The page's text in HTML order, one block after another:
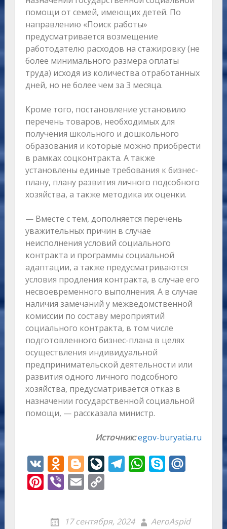
помощи от семей, имеющих детей. По
направлению «Поиск работы»
предусматривается возмещение
работодателю расходов на стажировку (не
более минимального размера оплаты
труда) исходя из количества отработанных
дней, но не более чем за 3 месяца.
Кроме того, постановление установило
перечень товаров, необходимых для
получения школьного и дошкольного
образования и которые можно приобрести
в рамках соцконтракта. А также
установлены единые требования к бизнес-
плану, плану развития личного подсобного
хозяйства, а также методика их оценки.
— Вместе с тем, дополняется перечень
уважительных причин в случае
неисполнения условий социального
контракта и программы социальной
адаптации, а также предусматриваются
условия продления контракта, в случае его
несвоевременного выполнения. А в случае
наличия замечаний у межведомственной
комиссии по составу мероприятий
социального контракта, в том числе
подготовленного бизнес-плана в целях
осуществления индивидуальной
предпринимательской деятельности или
развития одного личного подсобного
хозяйства, предусматривается отказ в
назначении государственной социальной
помощи, — рассказала министр.
Источник:egov-buryatia.ru
V
K
O
d
n
Bl
o
g
Li
v
eJ
T W S M
Pi
er
Vi
er
E
ai
C
p
17 сентября, 2024 AeroAspid